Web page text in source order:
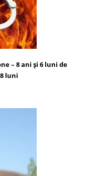
– 8 ani şi 6 luni de
luni